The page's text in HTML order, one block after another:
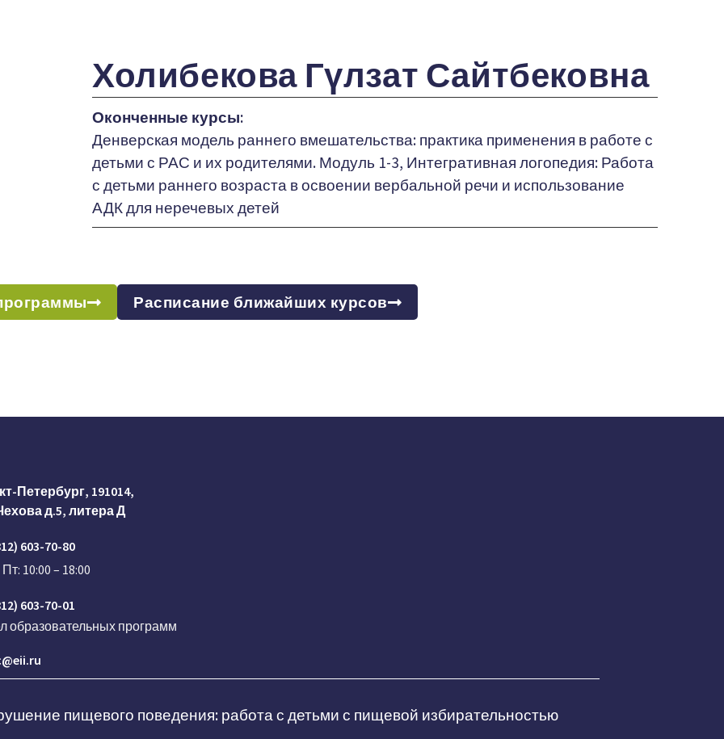
Холибекова Гүлзат Сайтбековна
Оконченные курсы:
Денверская модель раннего вмешательства: практика применения в работе с
детьми с РАС и их родителями. Модуль 1-3, Интегративная логопедия: Работа
с детьми раннего возраста в освоении вербальной речи и использование
АДК для неречевых детей
Расписание ближайших курсов
Петербург, 191014,
д.5, литера Д
603-70-80
10:00 – 18:00
603-70-01
образовательных программ
пищевого поведения: работа с детьми с пищевой избирательностью